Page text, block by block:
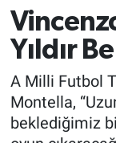
Yıldır
A Milli Futbol
Montella,
beklediğimiz
Politika
Turizm
Sağlık
Süper Lig
Tüm
Son